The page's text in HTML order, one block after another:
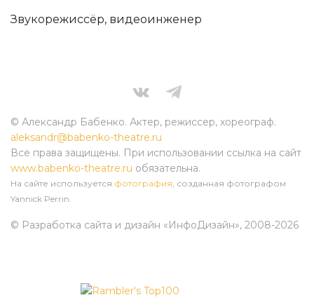
Звукорежиссёр, видеоинженер
© Александр Бабенко. Актер, режиссер, хореограф.
aleksandr@babenko-theatre.ru
Все права защищены. При использовании ссылка на сайт
www.babenko-theatre.ru обязательна.
На сайте используется фотография, созданная фотографом
Yannick Perrin.
© Разработка сайта и дизайн «ИнфоДизайн», 2008-2026